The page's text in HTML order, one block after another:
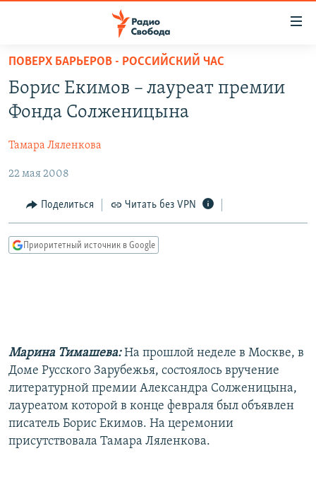
упрощенного
доступа
Вернуться
основному
Вернутся
главной
навигации
Вернутся
ПОДКАСТЫ
ЦИТАТЫ СВОБОДЫ
МНЕНИЯ
КУЛЬТУРА
IDEL.РЕАЛИИ
КАВКАЗ.РЕАЛИИ
ПОДПИШИТЕСЬ НА РАССЫЛКУ
СОЦИАЛЬНЫЕ СЕТИ
ПОВЕРХ БАРЬЕРОВ - РОССИЙСКИЙ ЧАС
Борис Екимов – лауреат премии
Фонда Солженицына
Тамара Ляленкова
22 мая 2008
Поделиться Читать без VPN
Приоритетный источник в Google
Марина Тимашева:На прошлой неделе в Москве, в
Доме Русского Зарубежья, состоялось вручение
литературной премии Александра Солженицына,
лауреатом которой в конце февраля был объявлен
писатель Борис Екимов. На церемонии
присутствовала Тамара Ляленкова.